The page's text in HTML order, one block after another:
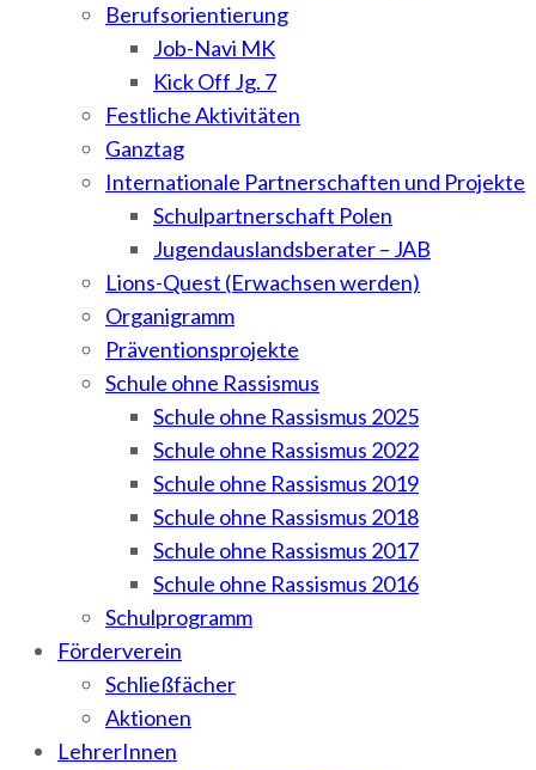
Berufsorientierung
Job-Navi MK
Kick Off Jg. 7
Festliche Aktivitäten
Ganztag
Internationale Partnerschaften und Projekte
Schulpartnerschaft Polen
Jugendauslandsberater – JAB
Lions-Quest (Erwachsen werden)
Organigramm
Präventionsprojekte
Schule ohne Rassismus
Schule ohne Rassismus 2025
Schule ohne Rassismus 2022
Schule ohne Rassismus 2019
Schule ohne Rassismus 2018
Schule ohne Rassismus 2017
Schule ohne Rassismus 2016
Schulprogramm
Förderverein
Schließfächer
Aktionen
LehrerInnen